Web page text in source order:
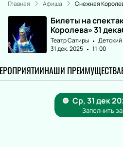
ТЕАТР
Главная Афиша Снежная
Билеты на
Королева» 31
Театр Сатиры Детский
31 дек. 2025
11:00
НАШИ ПРЕИМУЩЕСТВА